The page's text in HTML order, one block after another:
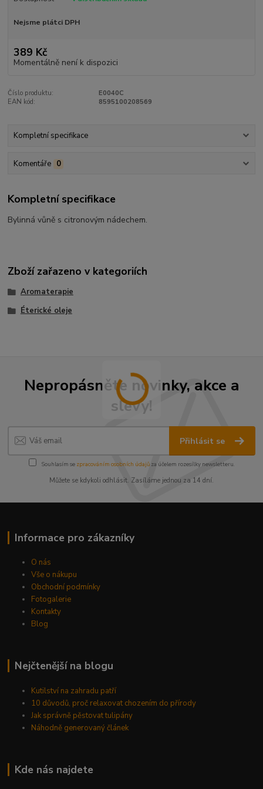
Nejsme plátci DPH
389 Kč
Momentálně není k dispozici
Číslo produktu:
E0040C
EAN kód:
8595100208569
Kompletní specifikace
Komentáře 0
Kompletní specifikace
Bylinná vůně s citronovým nádechem.
Zboží zařazeno v kategoriích
Aromaterapie
Éterické oleje
Nepropásněte novinky, akce a
slevy!
Přihlásit se
Souhlasím se zpracováním osobních údajůza účelem rozesílky newsletteru.
Můžete se kdykoli odhlásit. Zasíláme jednou za 14 dní.
Informace pro zákazníky
O nás
Vše o nákupu
Obchodní podmínky
Fotogalerie
Kontakty
Blog
Nejčtenější na blogu
Kutilství na zahradu patří
10 důvodů, proč relaxovat chozením do přírody
Jak správně pěstovat tulipány
Náhodně generovaný článek
Kde nás najdete